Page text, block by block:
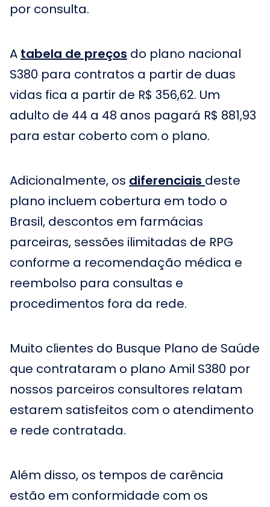
por consulta.
A tabela de preços do plano nacional
S380 para contratos a partir de duas
vidas fica a partir de R$ 356,62. Um
adulto de 44 a 48 anos pagará R$ 881,93
para estar coberto com o plano.
Adicionalmente, os diferenciais deste
plano incluem cobertura em todo o
Brasil, descontos em farmácias
parceiras, sessões ilimitadas de RPG
conforme a recomendação médica e
reembolso para consultas e
procedimentos fora da rede.
Muito clientes do Busque Plano de Saúde
que contrataram o plano Amil S380 por
nossos parceiros consultores relatam
estarem satisfeitos com o atendimento
e rede contratada.
Além disso, os tempos de carência
estão em conformidade com os